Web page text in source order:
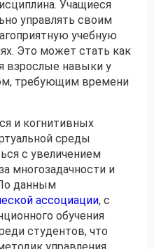
Учащиеся
управлять своим
учебную
Это может стать как
взрослые навыки у
требующим времени
и когнитивных
среды
с увеличением
многозадачности и
данным
ассоциации, с
обучения
студентов, что